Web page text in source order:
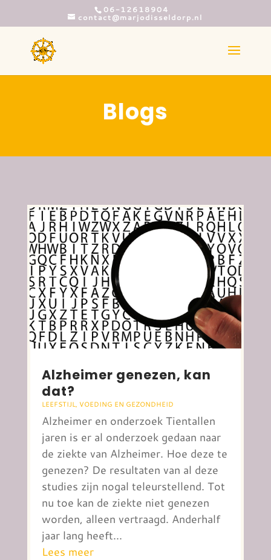
06-12618904
contact@marjodisseldorp.nl
Blogs
Alzheimer genezen, kan
dat?
LEEFSTIJL, VOEDING EN GEZONDHEID
Alzheimer en onderzoek Tientallen
jaren is er al onderzoek gedaan naar
de ziekte van Alzheimer. Hoe deze te
genezen? De resultaten van al deze
studies zijn nogal teleurstellend. Tot
nu toe kan de ziekte niet genezen
worden, alleen vertraagd. Anderhalf
jaar lang heeft...
Lees meer